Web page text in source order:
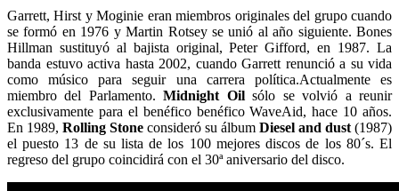
Garrett, Hirst y Moginie eran miembros originales del grupo cuando
se formó en 1976 y Martin Rotsey se unió al año siguiente. Bones
Hillman sustituyó al bajista original, Peter Gifford, en 1987. La
banda estuvo activa hasta 2002, cuando Garrett renunció a su vida
como músico para seguir una carrera política.Actualmente es
miembro del Parlamento.Midnight Oilsólo se volvió a reunir
exclusivamente para el benéfico benéfico WaveAid, hace 10 años.
En 1989, Rolling Stone consideró su álbum Diesel and dust (1987)
el puesto 13 de su lista de los 100 mejores discos de los 80´s. El
regreso del grupo coincidirá con el 30ª aniversario del disco.